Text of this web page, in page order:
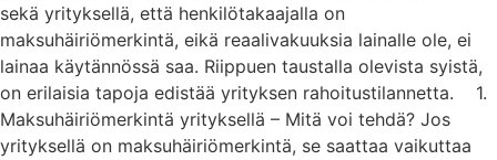
sekä yrityksellä, että henkilötakaajalla on
maksuhäiriömerkintä, eikä reaalivakuuksia lainalle ole, ei
lainaa käytännössä saa. Riippuen taustalla olevista syistä,
on erilaisia tapoja edistää yrityksen rahoitustilannetta. 1.
Maksuhäiriömerkintä yrityksellä – Mitä voi tehdä? Jos
yrityksellä on maksuhäiriömerkintä, se saattaa vaikuttaa